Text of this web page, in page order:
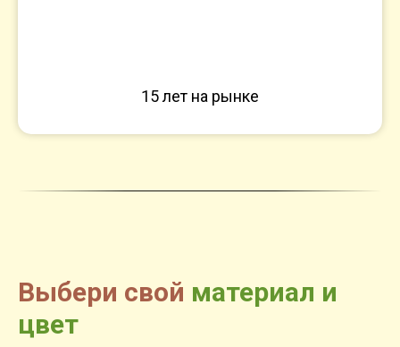
15 лет на рынке
Выбери свой материал и
цвет